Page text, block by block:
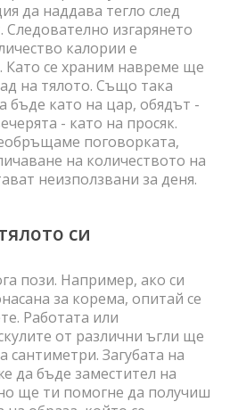
да наддава тегло след
изгарянето
калории е
Като се храним навреме ще
на тялото. Също така
бъде като на цар, обядът -
- като на просяк.
поговорката,
на количеството на
неизползвани за деня.
си
пози. Например, ако си
за корема, опитай се
Работата или
от различни ъгли ще
сантиметри. Загубата на
да бъде заместител на
но ще ти помогне да получиш